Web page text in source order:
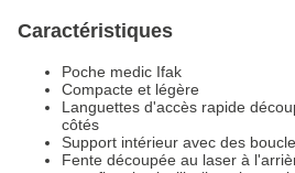
Caractéristiques
Poche medic Ifak
Compacte et légère
Languettes d'accès rapide
côtés
Support intérieur avec des
Fente découpée au laser à